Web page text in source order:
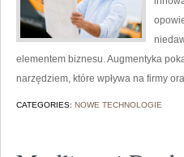
elementem biznesu. Augmentyka
narzędziem, które wpływa na firmy
CATEGORIES: NOWE TECHNOLOGIE